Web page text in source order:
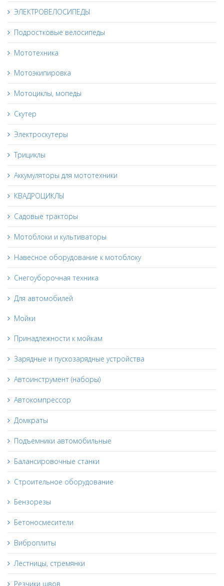
ЭЛЕКТРОВЕЛОСИПЕДЫ
Подростковые велосипеды
Мототехника
Мотоэкипировка
Мотоциклы, мопеды
Скутер
Электроскутеры
Трициклы
Аккумуляторы для мототехники
КВАДРОЦИКЛЫ
Садовые тракторы
Мотоблоки и культиваторы
Навесное оборудование к мотоблоку
Снегоуборочная техника
Для автомобилей
Мойки
Принадлежности к мойкам
Зарядные и пускозарядные устройства
Автоинструмент (наборы)
Автокомпрессор
Домкраты
Подъемники автомобильные
Балансировочные станки
Строительное оборудование
Бензорезы
Бетоносмесители
Виброплиты
Лестницы, стремянки
Резчики швов